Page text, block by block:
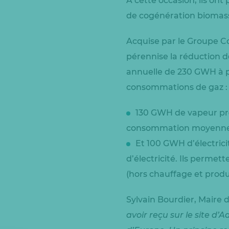
de cogénération
Acquise par le Groupe
pérennise la réduction
annuelle de 230 GWH à
consommations de gaz :
130 GWH de vapeur
consommation
Et 100 GWH
d’électricité. Ils
(hors chauffage et
Sylvain Bourdier, Maire
avoir reçu sur le site